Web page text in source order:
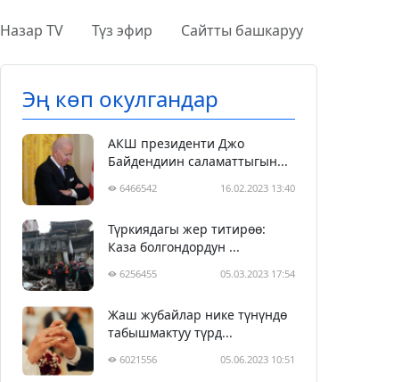
Назар TV Түз эфир Сайтты башкаруу
Эң көп окулгандар
АКШ президенти Джо
Байдендиин саламаттыгын...
6466542 16.02.2023 13:40
Түркиядагы жер титирөө:
Каза болгондордун ...
6256455 05.03.2023 17:54
Жаш жубайлар нике түнүндө
табышмактуу түрд...
6021556 05.06.2023 10:51